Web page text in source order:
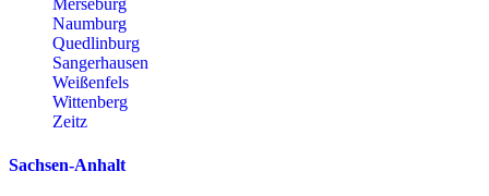
Merseburg
Naumburg
Quedlinburg
Sangerhausen
Weißenfels
Wittenberg
Zeitz
Sachsen-Anhalt